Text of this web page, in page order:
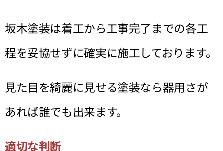
坂木塗装は着工から工事完了までの各工
程を妥協せずに確実に施工しております。
見た目を綺麗に見せる塗装なら器用さが
あれば誰でも出来ます。
適切な判断